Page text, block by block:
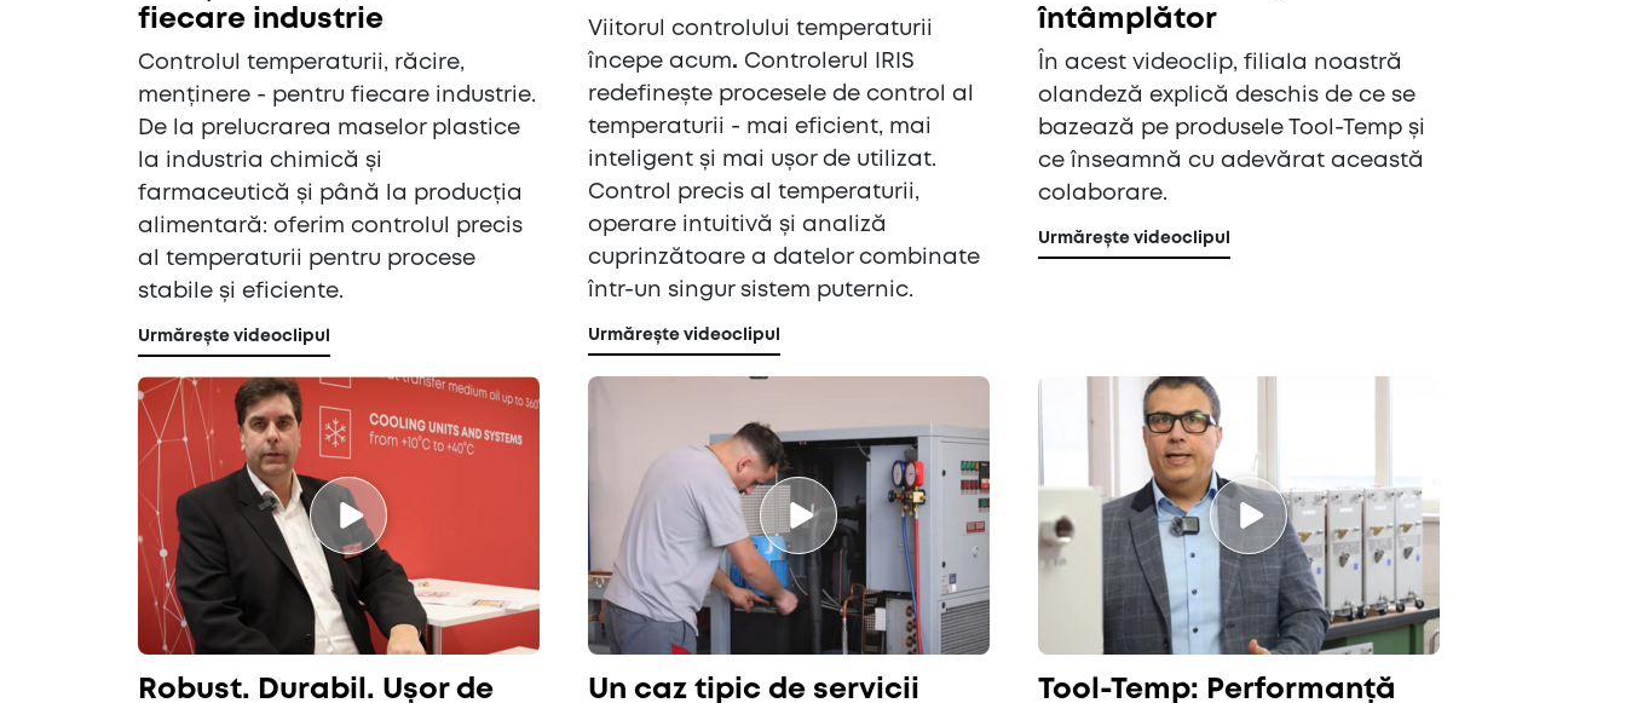
fiecare industrie
Controlul temperaturii, răcire,
menținere - pentru fiecare industrie.
De la prelucrarea maselor plastice
la industria chimică și
farmaceutică și până la producția
alimentară: oferim controlul precis
al temperaturii pentru procese
stabile și eficiente.
Urmărește videoclipul
Viitorul controlului temperaturii
începe acum. Controlerul IRIS
redefinește procesele de control al
temperaturii - mai eficient, mai
inteligent și mai ușor de utilizat.
Control precis al temperaturii,
operare intuitivă și analiză
cuprinzătoare a datelor combinate
într-un singur sistem puternic.
Urmărește videoclipul
întâmplător
În acest videoclip, filiala noastră
olandeză explică deschis de ce se
bazează pe produsele Tool-Temp și
ce înseamnă cu adevărat această
colaborare.
Urmărește videoclipul
Robust. Durabil. Ușor de
Un caz tipic de servicii
Tool-Temp: Performanță